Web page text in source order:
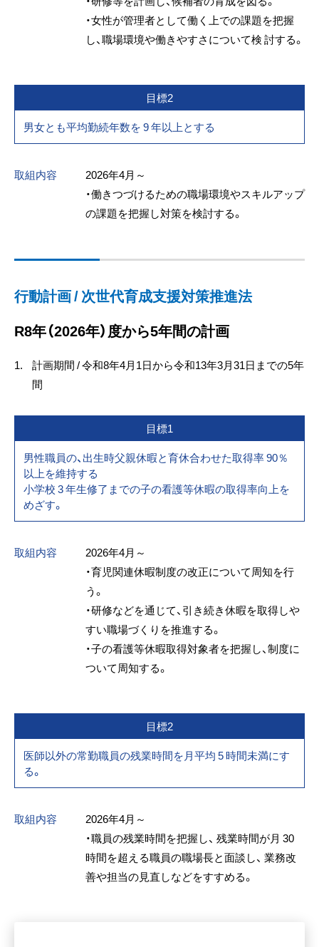
・女性が管理者として働く上での課題を把握
し、職場環境や働きやすさについて検 討する。
目標2
男女とも平均勤続年数を 9 年以上とする
取組内容
2026年4月～
・働きつづけるための職場環境やスキルアップ
の課題を把握し対策を検討する。
行動計画 / 次世代育成支援対策推進法
R8年（2026年）度から5年間の計画
1.
計画期間 / 令和8年4月1日から令和13年3月31日までの5年
間
目標1
男性職員の、出生時父親休暇と育休合わせた取得率 90％
以上を維持する
小学校 3 年生修了までの子の看護等休暇の取得率向上を
めざす。
取組内容
2026年4月～
・育児関連休暇制度の改正について周知を行
う。
・研修などを通じて、引き続き休暇を取得しや
すい職場づくりを推進する。
・子の看護等休暇取得対象者を把握し、制度に
ついて周知する。
目標2
医師以外の常勤職員の残業時間を月平均 5 時間未満にす
る。
取組内容
2026年4月～
・職員の残業時間を把握し、 残業時間が月 30
時間を超える職員の職場長と面談し、 業務改
善や担当の見直しなどをすすめる。